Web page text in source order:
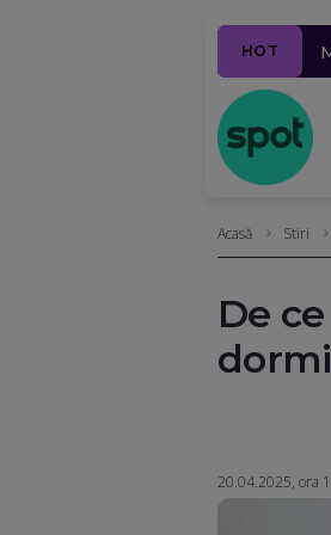
HOT
Acasă Stiri
De
20.04.2025, ora